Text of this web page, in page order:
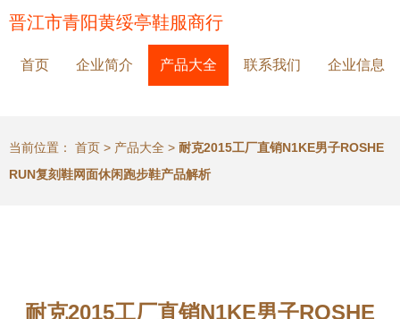
晋江市青阳黄绥亭鞋服商行
首页 企业简介 产品大全 联系我们 企业信息
当前位置： 首页 > 产品大全 > 耐克2015工厂直销N1KE男子ROSHE
RUN复刻鞋网面休闲跑步鞋产品解析
耐克2015工厂直销N1KE男子ROSHE